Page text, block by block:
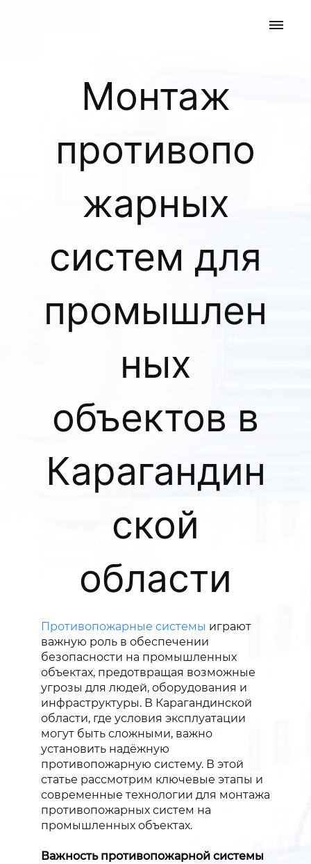
Монтаж
противопо
жарных
систем для
промышлен
ных
объектов в
Карагандин
ской
области
Противопожарные системы играют
важную роль в обеспечении
безопасности на промышленных
объектах, предотвращая возможные
угрозы для людей, оборудования и
инфраструктуры. В Карагандинской
области, где условия эксплуатации
могут быть сложными, важно
установить надёжную
противопожарную систему. В этой
статье рассмотрим ключевые этапы и
современные технологии для монтажа
противопожарных систем на
промышленных объектах.
Важность противопожарной системы